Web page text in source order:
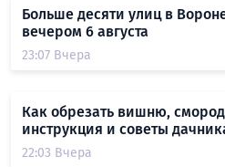
Больше десяти улиц в
вечером 6 августа
23:07 Вчера
Как обрезать вишню,
инструкция и советы
22:03 Вчера